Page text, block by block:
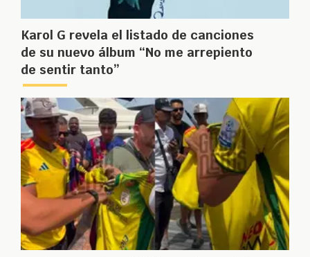
Karol G revela el listado de canciones
de su nuevo álbum “No me arrepiento
de sentir tanto”